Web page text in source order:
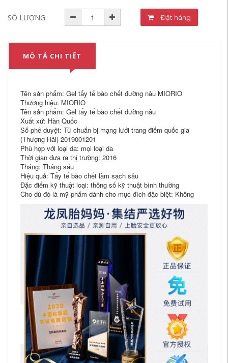
SỐ LƯỢNG: Đặt hàng
MÔ TẢ CHI TIẾT
Tên sản phẩm: Gel tẩy tế bào chết đường nâu MIORIO
Thương hiệu: MIORIO
Tên sản phẩm: Gel tẩy tế bào chết đường nâu
Xuất xứ: Hàn Quốc
Số phê duyệt: Từ chuẩn bị mạng lưới trang điểm quốc gia
(Thượng Hải) 2019001201
Phù hợp với loại da: mọi loại da
Thời gian đưa ra thị trường: 2016
Tháng: Tháng sáu
Hiệu quả: Tẩy tế bào chết làm sạch sâu
Đặc điểm kỹ thuật loại: thông số kỹ thuật bình thường
Cho dù đó là mỹ phẩm dành cho mục đích đặc biệt: Không